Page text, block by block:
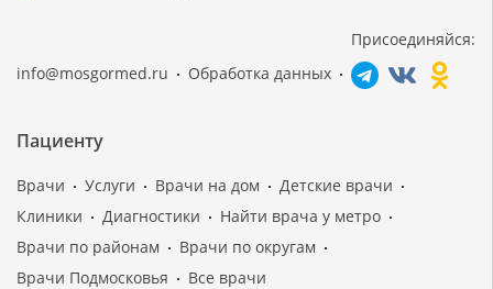
info@mosgormed.ru Обработка данных
Присоединяйся:
Пациенту
Врачи Услуги Врачи на дом
Детские врачи
Клиники
Диагностики
Найти врача у метро
Врачи по районам
Врачи по округам
Врачи Подмосковья
Все врачи